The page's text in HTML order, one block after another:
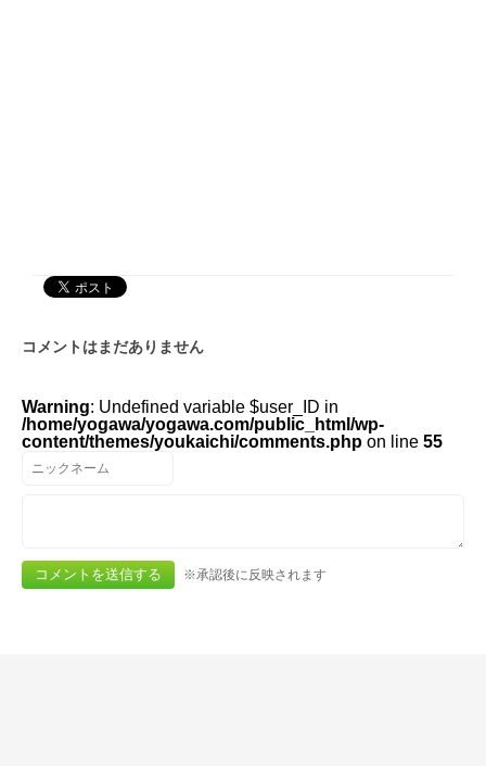
コメントはまだありません
Warning: Undefined variable $user_ID in
/home/yogawa/yogawa.com/public_html/wp-
content/themes/youkaichi/comments.php on line 55
※承認後に反映されます